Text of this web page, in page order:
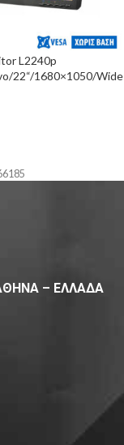
L2240p
22“/1680×1050/Wide
ΑΘΗΝΑ – ΕΛΛΑΔΑ